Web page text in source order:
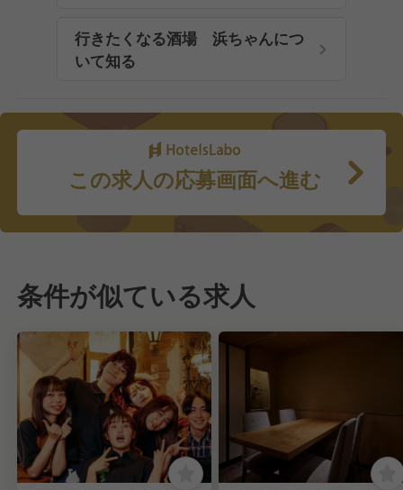
行きたくなる酒場 浜ちゃんにつ
いて知る
この求人の応募画面へ進む
条件が似ている求人